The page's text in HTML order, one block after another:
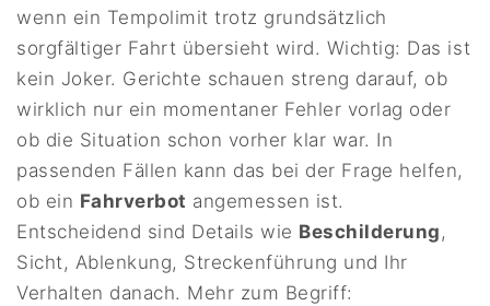
wenn ein Tempolimit trotz grundsätzlich
sorgfältiger Fahrt übersieht wird. Wichtig: Das ist
kein Joker. Gerichte schauen streng darauf, ob
wirklich nur ein momentaner Fehler vorlag oder
ob die Situation schon vorher klar war. In
passenden Fällen kann das bei der Frage helfen,
ob ein Fahrverbot angemessen ist.
Entscheidend sind Details wie Beschilderung,
Sicht, Ablenkung, Streckenführung und Ihr
Verhalten danach. Mehr zum Begriff: